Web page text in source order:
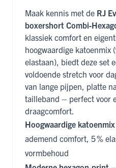
Maak kennis met de RJ
boxershort
klassiek comfort en
hoogwaardige katoenmix
elastaan), biedt deze set
voldoende stretch voor
van lange pijpen, platte
tailleband – perfect voor
draagcomfort.
Hoogwaardige katoenmix
ademend comfort, 5 %
vormbehoud